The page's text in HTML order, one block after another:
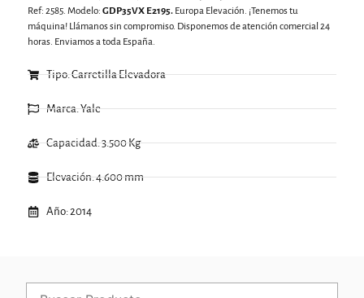
Ref: 2585. Modelo:GDP35VX E2195. Europa Elevación. ¡Tenemos tu
máquina! Llámanos sin compromiso. Disponemos de atención comercial 24
horas. Enviamos a toda España.
Tipo: Carretilla Elevadora
Marca: Yale
Capacidad: 3.500 Kg
Elevación: 4.600 mm
Año: 2014